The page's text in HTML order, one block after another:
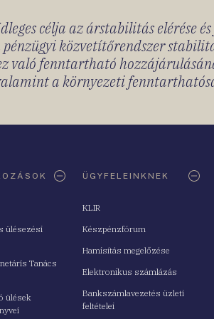
célja az árstabilitás elérése
közvetítőrendszer
való fenntartható
a környezeti
ülésezési
Tanács
ülések
ÜGYFELEINKNEK
KLIR
Készpénzfórum
Hamisítás megelőzése
Elektronikus számlázás
Bankszámlavezetés üzleti
feltételei